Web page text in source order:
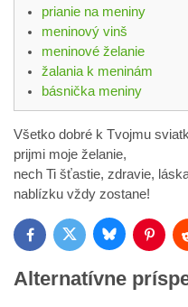
prianie na meniny
meninový vinš
meninové želanie
žalania k meninám
básnička meniny
Všetko dobré k Tvojmu
prijmi moje želanie,
nech Ti šťastie, zdravie,
nablízku vždy zostane!
FacebookTwitter Bluesky
Alternatívne